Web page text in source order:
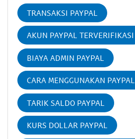
TRANSAKSI PAYPAL
AKUN PAYPAL TERVERIFIKASI
BIAYA ADMIN PAYPAL
CARA MENGGUNAKAN PAYPAL
TARIK SALDO PAYPAL
KURS DOLLAR PAYPAL